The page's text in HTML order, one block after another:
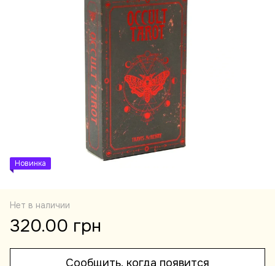
Новинка
Нет в наличии
320.00 грн
Сообщить, когда появится